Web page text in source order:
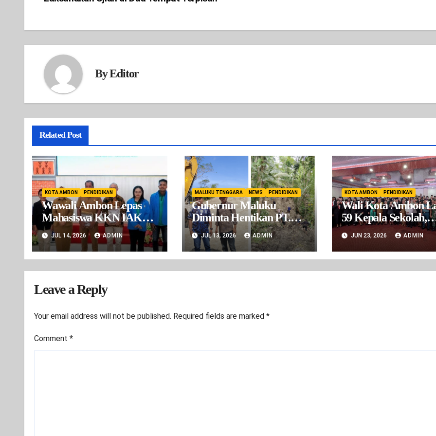
navigation
ByEditor
Related Post
KOTA AMBON PENDIDIKAN
Wawali Ambon Lepas
Mahasiswa KKN IAKN,
Dorong Inovasi Digital
JUL 14, 2026 ADMIN
MALUKU TENGGARA NEWS PENDIDIKAN
Gubernur Maluku
Diminta Hentikan PT.
BBA Serobot Hak
Wilayat Warga. Belum
ada Ijin Operasional Tapi
JUL 13, 2026 ADMIN
KOTA AMBON PENDIDIKAN
Wali Kota Ambon
59 Kepala Sekolah,
Tegaskan Sistem
Bersih dan
JUN 23, 2026 ADMIN
Leave a Reply
Your email address will not be published. Required fields are marked *
Comment *